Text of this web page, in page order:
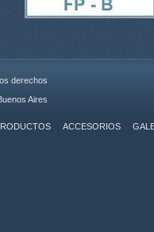
derechos
Aires
ACCESORIOS